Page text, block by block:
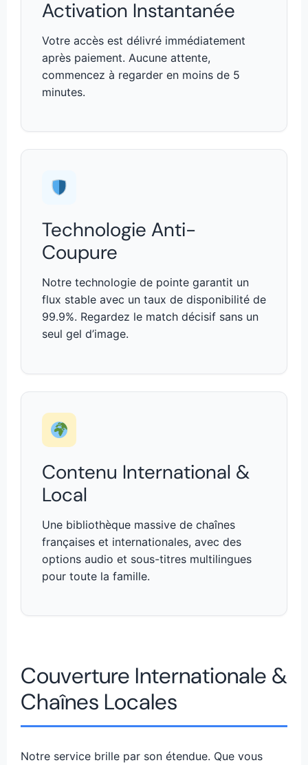
Activation Instantanée
Votre accès est délivré immédiatement
après paiement. Aucune attente,
commencez à regarder en moins de 5
minutes.
Technologie Anti-
Coupure
Notre technologie de pointe garantit un
flux stable avec un taux de disponibilité de
99.9%. Regardez le match décisif sans un
seul gel d’image.
Contenu International &
Local
Une bibliothèque massive de chaînes
françaises et internationales, avec des
options audio et sous-titres multilingues
pour toute la famille.
Couverture Internationale &
Chaînes Locales
Notre service brille par son étendue. Que vous